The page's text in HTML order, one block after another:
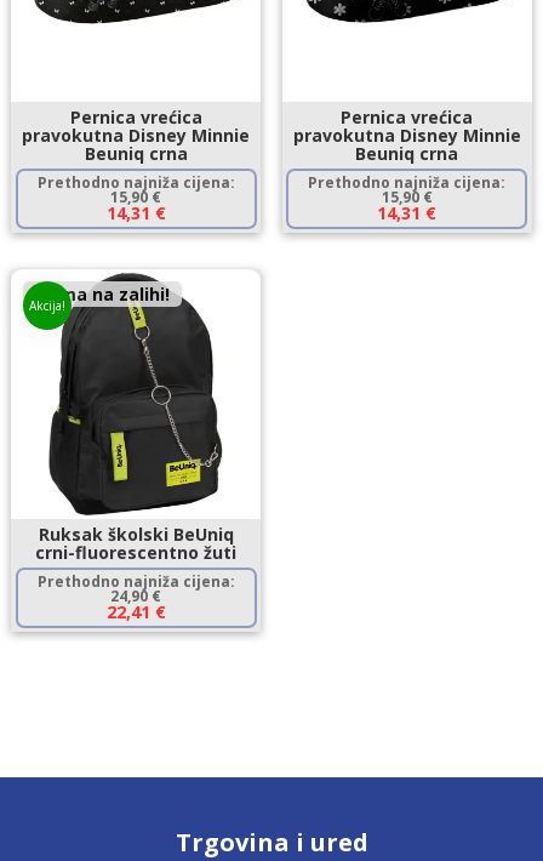
Pernica vrećica
pravokutna Disney Minnie
Beuniq crna
Prethodno najniža cijena:
15,90 €
14,31 €
Pernica vrećica
pravokutna Disney Minnie
Beuniq crna
Prethodno najniža cijena:
15,90 €
14,31 €
Nema na zalihi!
Ruksak školski BeUniq
crni-fluorescentno žuti
Prethodno najniža cijena:
24,90 €
22,41 €
Akcija!
Trgovina i ured